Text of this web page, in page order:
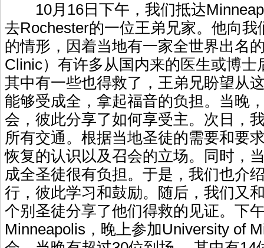
10月16日下午，我们抵达
去Rochester的一位王弟兄家。他向我
的情形，因着当地有一家全世界出名
Clinic）有许多从国内来的医生或博士
其中有一些也得救了，王弟兄盼望从
能够受成全，拿起福音的负担。当晚
会，彼此分享了如何享受主。次日，
所有交通。根据当地圣徒的需要和要
恢复的认识以及召会的立场。同时，
成全圣徒很有负担。于是，我们也介
行，彼此学习和鼓励。随后，我们又
个别圣徒分享了他们得救的见证。下
Minneapolis，晚上参加University of